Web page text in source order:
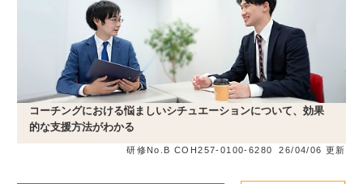
コーチングにおける悩ましいシチュエーションについて、効果
的な支援方法がわかる
研修No.B COH257-0100-6280 26/04/06 更新